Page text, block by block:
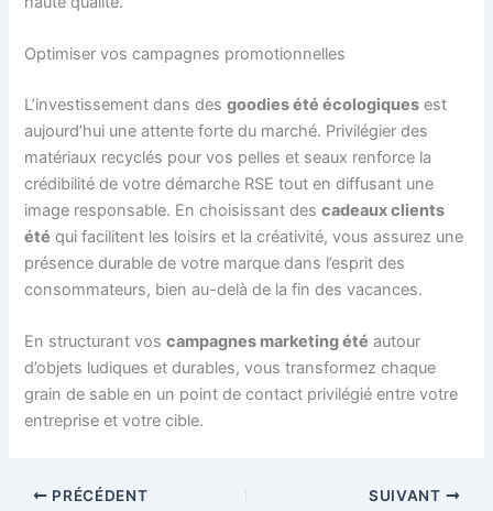
Optimiser vos campagnes promotionnelles
L’investissement dans desgoodies été écologiques est
aujourd’hui une attente forte du marché. Privilégier des
matériaux recyclés pour vos pelles et seaux renforce la
crédibilité de votre démarche RSE tout en diffusant une
image responsable. En choisissant descadeaux clients
été qui facilitent les loisirs et la créativité, vous assurez une
présence durable de votre marque dans l’esprit des
consommateurs, bien au-delà de la fin des vacances.
En structurant voscampagnes marketing été autour
d’objets ludiques et durables, vous transformez chaque
grain de sable en un point de contact privilégié entre votre
entreprise et votre cible.
PRÉCÉDENT SUIVANT